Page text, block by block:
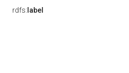
rdfs: label